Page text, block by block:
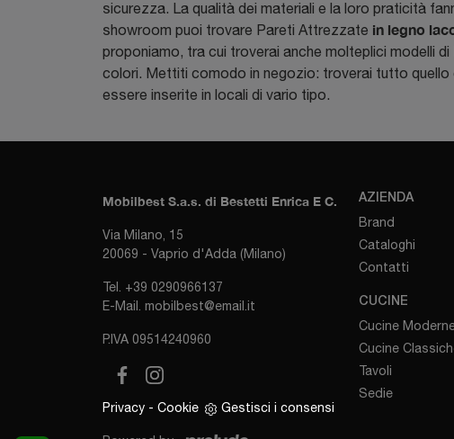
sicurezza. La qualità dei materiali e la loro praticità
showroom puoi trovare Pareti Attrezzate in legno
proponiamo, tra cui troverai anche molteplici modelli
colori. Mettiti comodo in negozio: troverai tutto
essere inserite in locali di vario tipo.
Mobilbest S.a.s. di Bestetti Enrica E C.
Via Milano, 15
20069 - Vaprio d'Adda (Milano)
Tel. +39 0290966137
E-Mail. mobilbest@email.it
P.IVA 09514240960
Privacy - Cookie Gestisci i consensi
AZIENDA
Brand
Cataloghi
Contatti
CUCINE
Cucine
Cucine
Tavoli
Sedie